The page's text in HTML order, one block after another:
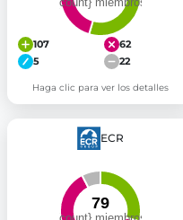
107
62
5
22
Haga clic para ver los detalles
ECR